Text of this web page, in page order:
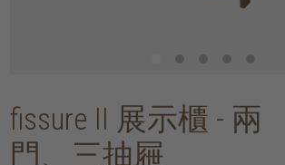
fissure II 展示櫃 - 兩
門、三抽屜